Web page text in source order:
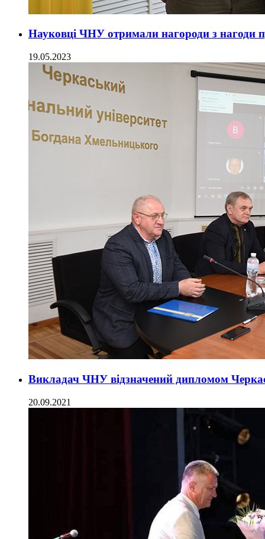
Науковці ЧНУ отримали нагороди з нагоди
19.05.2023
Викладач ЧНУ відзначений дипломом
20.09.2021